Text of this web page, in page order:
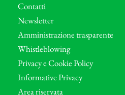
Contatti
Newsletter
Amministrazione trasparente
Whistleblowing
Privacy e Cookie Policy
Informative Privacy
Area riservata